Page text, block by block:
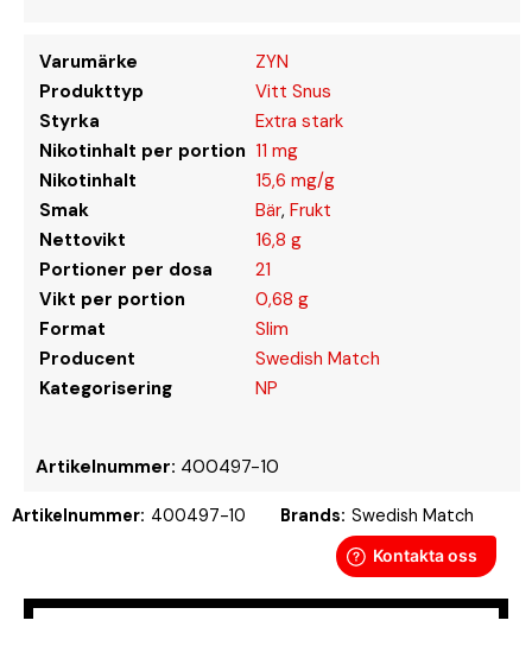
Varumärke
ZYN
Produkttyp
Vitt Snus
Styrka
Extra stark
Nikotinhalt per portion 11 mg
Nikotinhalt
15,6 mg/g
Smak
Bär, Frukt
Nettovikt
16,8 g
Portioner per dosa
21
Vikt per portion
0,68 g
Format
Slim
Producent
Swedish Match
Kategorisering
NP
Artikelnummer: 400497-10
Artikelnummer: 400497-10 Brands: Swedish Match